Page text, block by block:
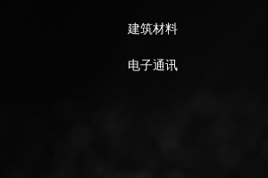
建筑材料
电子通讯